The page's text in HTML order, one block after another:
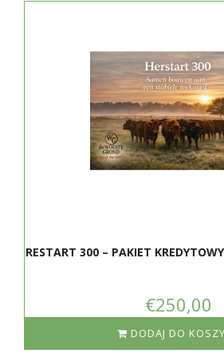
RESTART 300 – PAKIET
€250,00
DODAJ DO